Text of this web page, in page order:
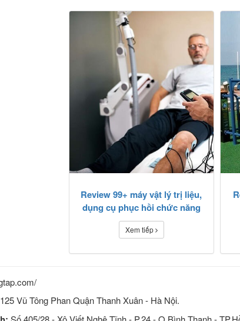
Review 99+ máy vật lý trị liệu,
dụng cụ phục hồi chức năng
2022
Xem tiếp
Vũ Tông Phan Quận Thanh Xuân - Hà Nội.